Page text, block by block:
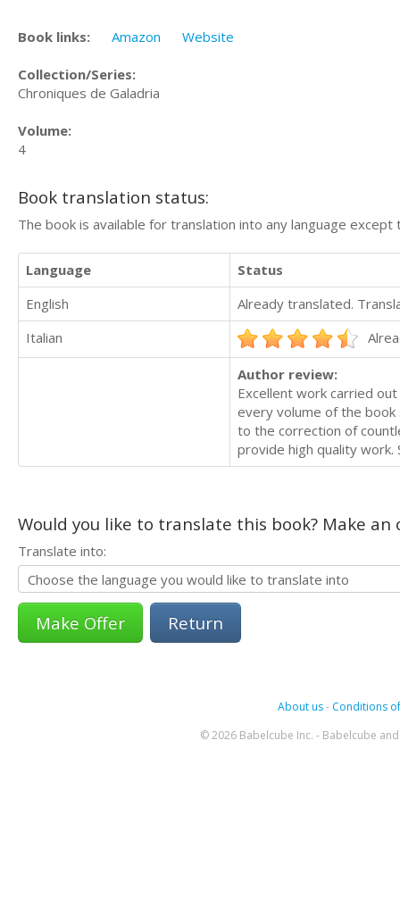
Book links: Amazon Website
Collection/Series:
Chroniques de Galadria
Volume:
4
Book translation status:
The book is available for translation into any language
Language
Status
English
Already translated.
Italian
Author review:
Excellent work carried
every volume of the
to the correction of
provide high quality work.
Would you like to translate this book? Make
Translate into:
Return
About us- Conditions
© 2026 Babelcube Inc. - Babelcube